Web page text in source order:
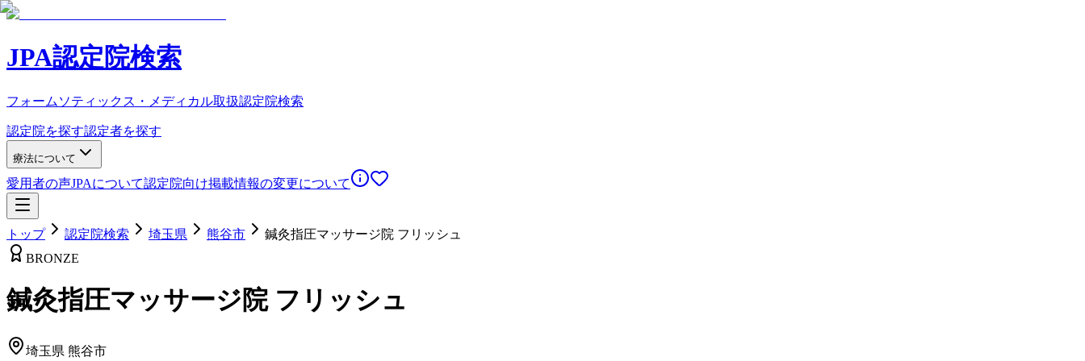
JPA認定院検索
フォームソティックス・メディカル取扱認定院検索
認定院を探す認定者を探す
療法について
愛用者の声JPAについて認定院向け掲載情報の変更について
トップ 認定院検索 埼玉県 熊谷市
鍼灸指圧マッサージ院 フリッシュ
BRONZE
鍼灸指圧マッサージ院 フリッシュ
埼玉県 熊谷市